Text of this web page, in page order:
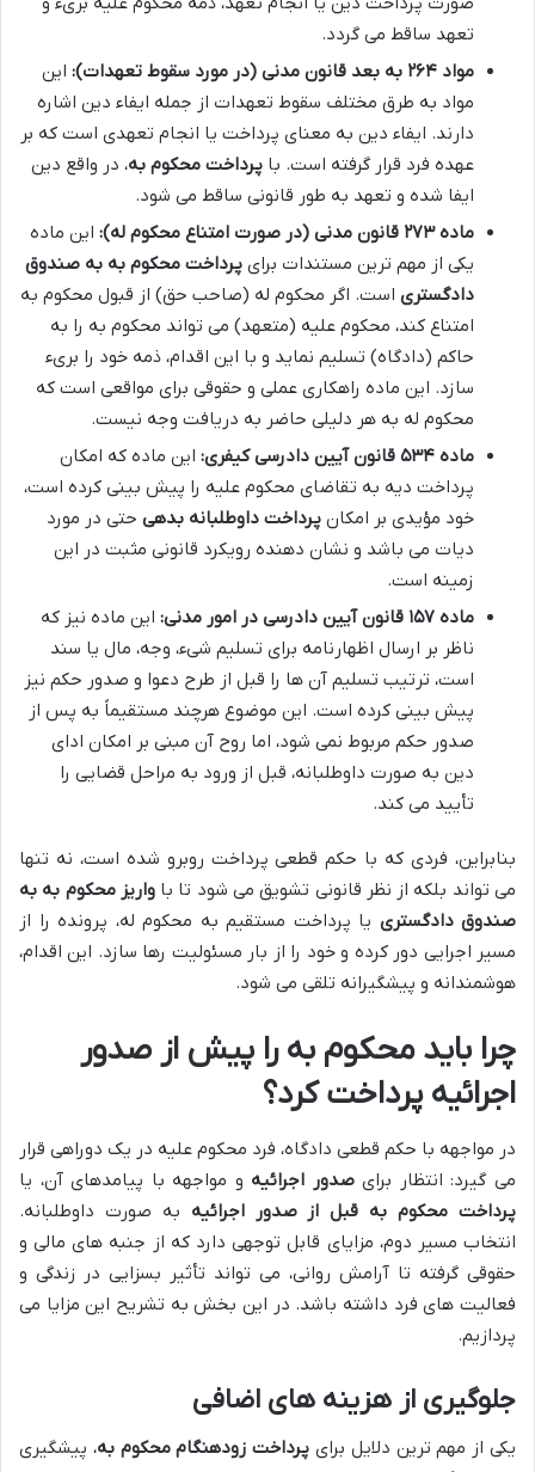
تعهد ساقط می گردد.
مواد ۲۶۴ به بعد قانون مدنی (در مورد سقوط تعهدات):
این
مواد به طرق مختلف سقوط تعهدات از جمله ایفاء دین اشاره
دارند. ایفاء دین به معنای پرداخت یا انجام تعهدی است که بر
عهده فرد قرار گرفته است. با پرداخت محکوم به، در واقع دین
ایفا شده و تعهد به طور قانونی ساقط می شود.
ماده ۲۷۳ قانون مدنی (در صورت امتناع محکوم له):
این ماده
یکی از مهم ترین مستندات برای پرداخت محکوم به به صندوق
دادگستری است. اگر محکوم له (صاحب حق) از قبول محکوم به
امتناع کند، محکوم علیه (متعهد) می تواند محکوم به را به
حاکم (دادگاه) تسلیم نماید و با این اقدام، ذمه خود را بریء
سازد. این ماده راهکاری عملی و حقوقی برای مواقعی است که
محکوم له به هر دلیلی حاضر به دریافت وجه نیست.
ماده ۵۳۴ قانون آیین دادرسی کیفری:
این ماده که امکان
پرداخت دیه به تقاضای محکوم علیه را پیش بینی کرده است،
خود مؤیدی بر امکان پرداخت داوطلبانه بدهی حتی در مورد
دیات می باشد و نشان دهنده رویکرد قانونی مثبت در این
زمینه است.
ماده ۱۵۷ قانون آیین دادرسی در امور مدنی:
این ماده نیز که
ناظر بر ارسال اظهارنامه برای تسلیم شیء، وجه، مال یا سند
است، ترتیب تسلیم آن ها را قبل از طرح دعوا و صدور حکم نیز
پیش بینی کرده است. این موضوع هرچند مستقیماً به پس از
صدور حکم مربوط نمی شود، اما روح آن مبنی بر امکان ادای
دین به صورت داوطلبانه، قبل از ورود به مراحل قضایی را
تأیید می کند.
بنابراین، فردی که با حکم قطعی پرداخت روبرو شده است، نه تنها
می تواند بلکه از نظر قانونی تشویق می شود تا باواریز محکوم به به
صندوق دادگستری یا پرداخت مستقیم به محکوم له، پرونده را از
مسیر اجرایی دور کرده و خود را از بار مسئولیت رها سازد. این اقدام،
هوشمندانه و پیشگیرانه تلقی می شود.
چرا باید محکوم به را پیش از صدور
اجرائیه پرداخت کرد؟
در مواجهه با حکم قطعی دادگاه، فرد محکوم علیه در یک دوراهی قرار
می گیرد: انتظار برایصدور اجرائیه و مواجهه با پیامدهای آن، یا
پرداخت محکوم به قبل از صدور اجرائیه به صورت داوطلبانه.
انتخاب مسیر دوم، مزایای قابل توجهی دارد که از جنبه های مالی و
حقوقی گرفته تا آرامش روانی، می تواند تأثیر بسزایی در زندگی و
فعالیت های فرد داشته باشد. در این بخش به تشریح این مزایا می
پردازیم.
جلوگیری از هزینه های اضافی
یکی از مهم ترین دلایل برای پرداخت زودهنگام محکوم به، پیشگیری